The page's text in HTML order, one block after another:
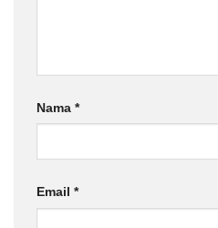
Nama *
Email *